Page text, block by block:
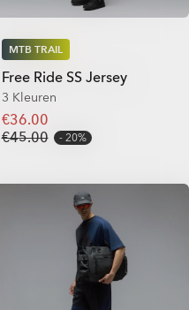
MTB TRAIL
Free Ride SS Jersey
3 Kleuren
€36.00
€45.00
20%